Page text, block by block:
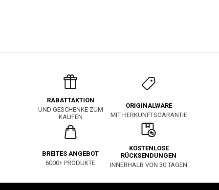
RABATTAKTION
UND GESCHENKE ZUM
KAUFEN
ORIGINALWARE
MIT HERKUNFTSGARANTIE
BREITES ANGEBOT
6000+ PRODUKTE
KOSTENLOSE
RÜCKSENDUNGEN
INNERHALB VON 30 TAGEN